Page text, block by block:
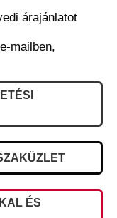
árajánlatot
mailben,
ÉS